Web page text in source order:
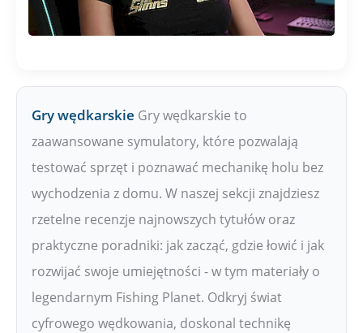
Gry wędkarskie Gry wędkarskie to
zaawansowane symulatory, które pozwalają
testować sprzęt i poznawać mechanikę holu bez
wychodzenia z domu. W naszej sekcji znajdziesz
rzetelne recenzje najnowszych tytułów oraz
praktyczne poradniki: jak zacząć, gdzie łowić i jak
rozwijać swoje umiejętności - w tym materiały o
legendarnym Fishing Planet. Odkryj świat
cyfrowego wędkowania, doskonal technikę